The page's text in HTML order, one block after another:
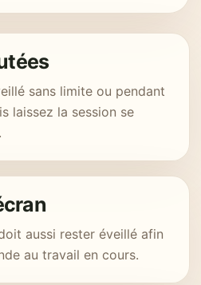
sans limite ou pendant
laissez la session se
aussi rester éveillé afin
au travail en cours.